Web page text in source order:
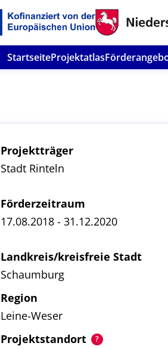
StartseiteProjektatlas
Projektträger
Stadt Rinteln
Förderzeitraum
17.08.2018 - 31.12.2020
Landkreis/kreisfreie Stadt
Schaumburg
Region
Leine-Weser
Projektstandort